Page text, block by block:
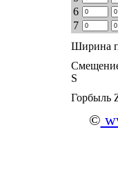
6
7
Ширина
S
Горбыль
©